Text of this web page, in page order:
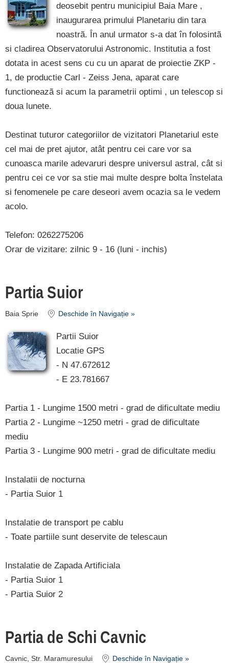
deosebit pentru municipiul Baia Mare ,
inaugurarea primului Planetariu din tara
noastrã. În anul urmator s-a dat în folosintã
si cladirea Observatorului Astronomic. Institutia a fost
dotata in acest sens cu cu un aparat de proiectie ZKP -
1, de productie Carl - Zeiss Jena, aparat care
functioneazã si acum la parametrii optimi , un telescop si
doua lunete.
Destinat tuturor categoriilor de vizitatori Planetariul este
cel mai de pret ajutor, atât pentru cei care vor sa
cunoasca marile adevaruri despre universul astral, cât si
pentru cei ce vor sa stie mai multe despre bolta înstelata
si fenomenele pe care deseori avem ocazia sa le vedem
acolo.
Telefon: 0262275206
Orar de vizitare: zilnic 9 - 16 (luni - inchis)
Partia Suior
Baia Sprie Deschide în Navigație »
Partii Suior
Locatie GPS
- N 47.672612
- E 23.781667
Partia 1 - Lungime 1500 metri - grad de dificultate mediu
Partia 2 - Lungime ~1250 metri - grad de dificultate
mediu
Partia 3 - Lungime 900 metri - grad de dificultate mediu
Instalatii de nocturna
- Partia Suior 1
Instalatie de transport pe cablu
- Toate partiile sunt deservite de telescaun
Instalatie de Zapada Artificiala
- Partia Suior 1
- Partia Suior 2
Partia de Schi Cavnic
Cavnic, Str. Maramuresului Deschide în Navigație »